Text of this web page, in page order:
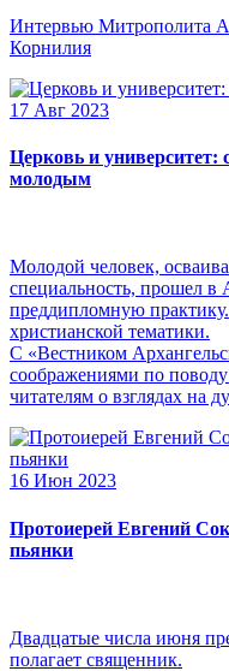
Интервью Митрополита
Корнилия
17 Авг 2023
Церковь и университет:
молодым
Молодой человек,
специальность, прошел в
преддипломную
христианской тематики.
С «Вестником
соображениями по поводу
читателям о взглядах на
16 Июн 2023
Протоиерей Евгений
пьянки
Двадцатые числа июня
полагает священник.